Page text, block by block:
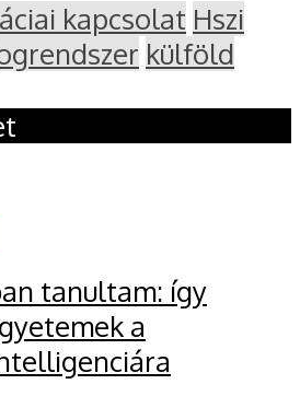
kapcsolat Hszi
külföld
tanultam: így
a